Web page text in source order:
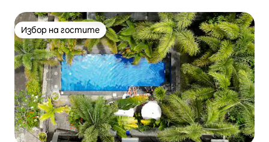
Избор на гостите
Избор на гостите